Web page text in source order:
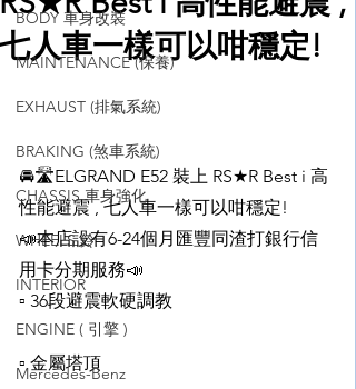
BODY 車身改裝
MAINTENANCE (保養)
EXHAUST (排氣系統)
BRAKING (煞車系統)
CHASSIS 車身強化
WHEELS 鈴
INTERIOR
ENGINE ( 引擎 )
Mercedes-Benz
七人車一樣可以咁穩定!
🚘🛣ELGRAND E52 裝上 RS★R Best i 高
性能避震 , 七人車一樣可以咁穩定!
📣本店設有6-24個月匯豐同渣打銀行信
用卡分期服務📣
▫️ 36段避震軟硬調教
▫️ 金屬塔頂